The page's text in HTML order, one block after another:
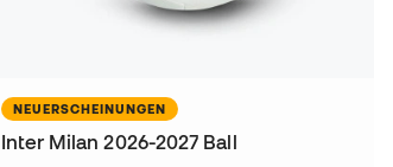
NEUERSCHEINUNGEN
Inter Milan 2026-2027 Ball